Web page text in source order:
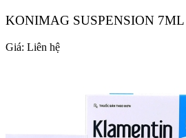
KONIMAG SUSPENSION 7ML
Giá: Liên hệ